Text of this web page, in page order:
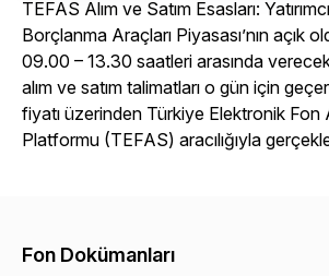
TEFAS Alım ve Satım Esasları:
Borçlanma Araçları Piyasası’nın açık
09.00 – 13.30 saatleri arasında
alım ve satım talimatları o gün için
fiyatı üzerinden Türkiye Elektronik Fon
Platformu (TEFAS) aracılığıyla
Fon Dokümanları